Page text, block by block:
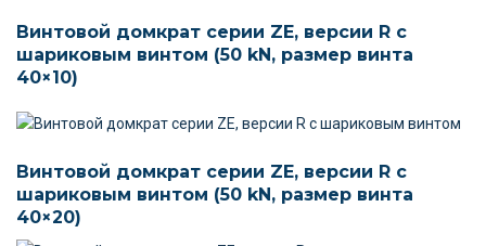
Винтовой домкрат серии ZE, версии R c
шариковым винтом (50 kN, размер винта
40×10)
Винтовой домкрат серии ZE, версии R c
шариковым винтом (50 kN, размер винта
40×20)